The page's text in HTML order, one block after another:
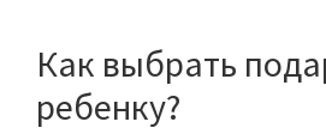
родителей.
Как выбрать
ребенку?